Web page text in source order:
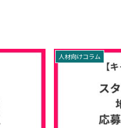
人材向けコラム